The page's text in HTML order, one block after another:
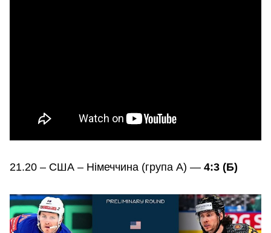
21.20 – США – Німеччина (група А) — 4:3 (Б)